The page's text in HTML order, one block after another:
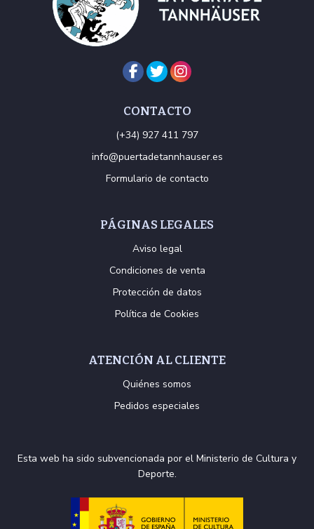
CONTACTO
(+34) 927 411 797
info@puertadetannhauser.es
Formulario de contacto
PÁGINAS LEGALES
Aviso legal
Condiciones de venta
Protección de datos
Política de Cookies
ATENCIÓN AL CLIENTE
Quiénes somos
Pedidos especiales
Esta web ha sido subvencionada por el Ministerio de Cultura y
Deporte.